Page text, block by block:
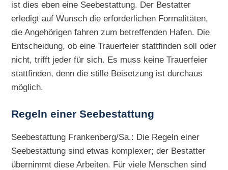
ist dies eben eine Seebestattung. Der Bestatter
erledigt auf Wunsch die erforderlichen Formalitäten,
die Angehörigen fahren zum betreffenden Hafen. Die
Entscheidung, ob eine Trauerfeier stattfinden soll oder
nicht, trifft jeder für sich. Es muss keine Trauerfeier
stattfinden, denn die stille Beisetzung ist durchaus
möglich.
Regeln einer Seebestattung
Seebestattung Frankenberg/Sa.: Die Regeln einer
Seebestattung sind etwas komplexer; der Bestatter
übernimmt diese Arbeiten. Für viele Menschen sind